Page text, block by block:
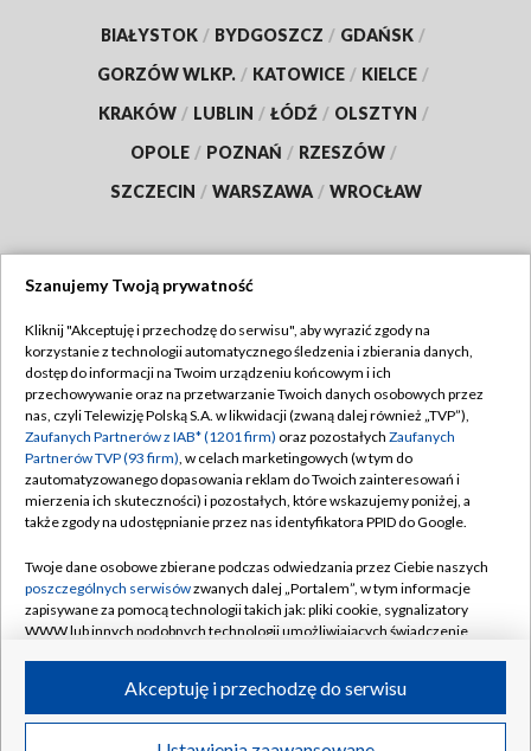
BIAŁYSTOK / BYDGOSZCZ / GDAŃSK /
GORZÓW WLKP. / KATOWICE / KIELCE /
KRAKÓW / LUBLIN / ŁÓDŹ / OLSZTYN /
OPOLE / POZNAŃ / RZESZÓW /
SZCZECIN / WARSZAWA / WROCŁAW
TVP
Abonament TVP
Emisja w TVP
Centrum informacji TVP
Naziemna Telewizja Cyfrowa
Rada Programowa
System NOS
Informacje o nadawcy
Program dla prasy
Regulamin TVP
Polityka prywatności
Moje zgody
Pomoc
Kontakt
Kanały
©2026 Telewizja Polska S.A. w likwidacji
Szanujemy Twoją prywatność
Kliknij "Akceptuję i przechodzę do serwisu", aby wyrazić zgody na
korzystanie z technologii automatycznego śledzenia i zbierania danych,
dostęp do informacji na Twoim urządzeniu końcowym i ich
przechowywanie oraz na przetwarzanie Twoich danych osobowych przez
nas, czyli Telewizję Polską S.A. w likwidacji (zwaną dalej również „TVP”),
Zaufanych Partnerów z IAB* (1201 firm) oraz pozostałych Zaufanych
Partnerów TVP (93 firm), w celach marketingowych (w tym do
zautomatyzowanego dopasowania reklam do Twoich zainteresowań i
mierzenia ich skuteczności) i pozostałych, które wskazujemy poniżej, a
także zgody na udostępnianie przez nas identyfikatora PPID do Google.
Twoje dane osobowe zbierane podczas odwiedzania przez Ciebie naszych
poszczególnych serwisówzwanych dalej „Portalem”, w tym informacje
zapisywane za pomocą technologii takich jak: pliki cookie, sygnalizatory
WWW lub innych podobnych technologii umożliwiających świadczenie
ruchu w Internecie.
Twoje dane osobowe zbierane podczas odwiedzania przez Ciebie
Akceptuję i przechodzę do serwisu